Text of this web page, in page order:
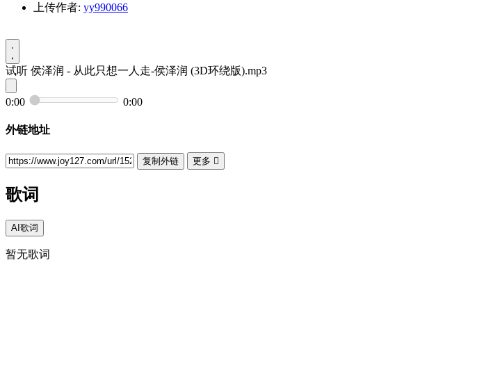
上传作者: yy990066
试听 侯泽润 - 从此只想一人走-侯泽润 (3D环绕版).mp3
0:00 0:00
外链地址
复制外链 更多 
歌词
AI歌词
暂无歌词